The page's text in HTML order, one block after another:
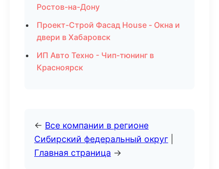
Ростов-на-Дону
Проект-Строй Фасад House - Окна и
двери в Хабаровск
ИП Авто Техно - Чип-тюнинг в
Красноярск
← Все компании в регионе
Сибирский федеральный округ
Главная страница →